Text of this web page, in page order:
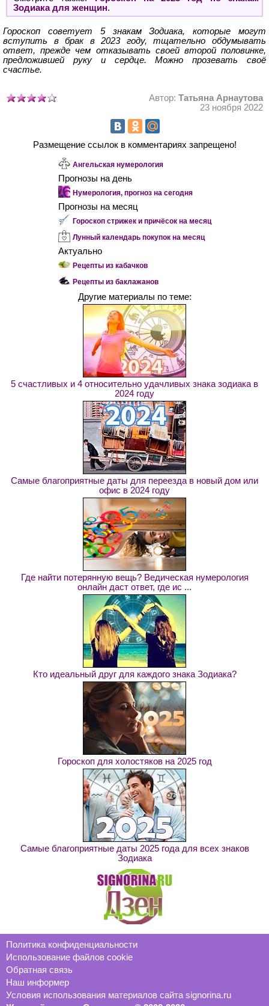
Зодиака для женщин.
Гороскоп советует 5 знакам Зодиака, которые могут
вступить в брак в 2023 году, тщательно обдумывать
ответ, прежде чем отказывать своей второй половинке,
предложившей руку и сердце. Можно прозевать своё
счастье.
Автор: Татьяна Арнаутова
23 ноября 2022
Размещение ссылок в комментариях запрещено!
Ангельская нумерология
Прогнозы на день
Нумерология, прогноз на сегодня
Прогнозы на месяц
Гороскоп стрижек и причёсок на месяц
Лунный календарь покупок на месяц
Актуально
Рецепты из кабачков
Рецепты из баклажанов
Другие материалы по теме:
5 счастливых и 4 относительно удачливых знака зодиака в
2024 году
Самые благоприятные даты для переезда в новый дом или
офис в 2024 году
Где найти потерянную вещь? Ведическая нумерология
онлайн даст ответ, где ис ...
Кто идеальный друг для каждого знака Зодиака?
Гороскоп для холостяков на 2025 год
Самые благоприятные даты 2025 года для всех знаков
Зодиака
Политика конфиденциальности
Использование файлов cookie
Обратная связь
Наш информер
Условия использования материалов сайта signorina.ru